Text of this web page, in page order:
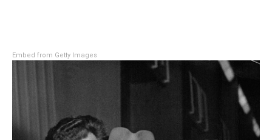
Embed from Getty Images